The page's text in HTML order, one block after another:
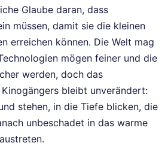
Glaube daran, dass
müssen, damit sie die kleinen
erreichen können. Die Welt mag
mögen feiner und die
werden, doch das
bleibt unverändert:
stehen, in die Tiefe blicken, die
unbeschadet in das warme